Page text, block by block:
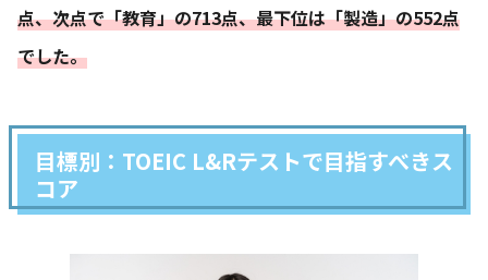
点、次点で「教育」の713点、最下位は「製造」の552点
でした。
目標別：TOEIC L&Rテストで目指すべきス
コア